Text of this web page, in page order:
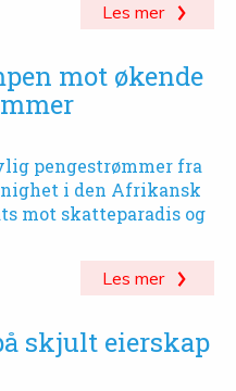
Les mer
mot økende
pengestrømmer fra
i den Afrikansk
mot skatteparadis og
Les mer
skjult eierskap